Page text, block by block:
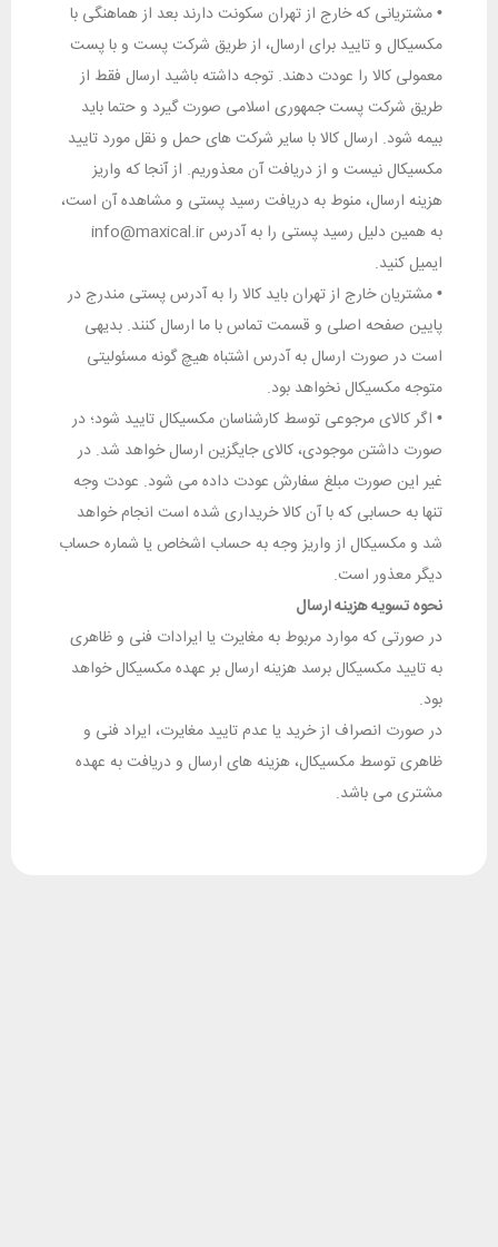
•مشتریانی که خارج از تهران سکونت دارند بعد از هماهنگی با
مکسیکال و تایید برای ارسال، از طریق شرکت پست و با پست
معمولی کالا را عودت دهند. توجه داشته باشید ارسال فقط از
طریق شرکت پست جمهوری اسلامی صورت گیرد و حتما باید
بیمه شود. ارسال کالا با سایر شرکت های حمل و نقل مورد تایید
مکسیکال نیست و از دریافت آن معذوریم. از آنجا که واریز
هزینه ارسال، منوط به دریافت رسید پستی و مشاهده آن است،
به همین دلیل رسید پستی را به آدرس info@maxical.ir
ایمیل کنید.
•مشتریان خارج از تهران باید کالا را به آدرس پستی مندرج در
پایین صفحه اصلی و قسمت تماس با ما ارسال کنند. بدیهی
است در صورت ارسال به آدرس اشتباه هیچ گونه مسئولیتی
متوجه مکسیکال نخواهد بود.
• اگر کالای مرجوعی توسط کارشناسان مکسیکال تایید شود؛ در
صورت داشتن موجودی، کالای جایگزین ارسال خواهد شد. در
غیر این صورت مبلغ سفارش عودت داده می شود. عودت وجه
تنها به حسابی که با آن کالا خریداری شده است انجام خواهد
شد و مکسیکال از واریز وجه به حساب اشخاص یا شماره حساب
دیگر معذور است.
نحوه تسویه هزینه ارسال
در صورتی که موارد مربوط به مغایرت یا ایرادات فنی و ظاهری
به تایید مکسیکال برسد هزینه ارسال بر عهده مکسیکال خواهد
بود.
در صورت انصراف از خرید یا عدم تایید مغایرت، ایراد فنی و
ظاهری توسط مکسیکال، هزینه های ارسال و دریافت به عهده
مشتری می باشد.